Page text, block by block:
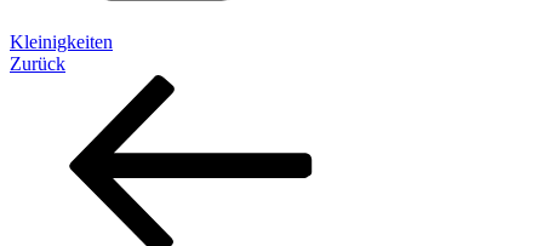
Kleinigkeiten
Beitragsnavigation
Vorheriger
Zurück